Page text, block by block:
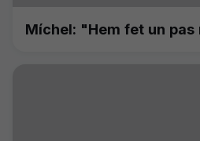
Míchel: "Hem fet un